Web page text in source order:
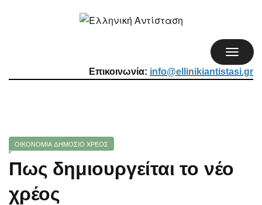
Επικοινωνία: info@ellinikiantistasi.gr
ΟΙΚΟΝΟΜΙΑΔΗΜΟΣΙΟ ΧΡΕΟΣ
Πως δημιουργείται το νέο
χρέος